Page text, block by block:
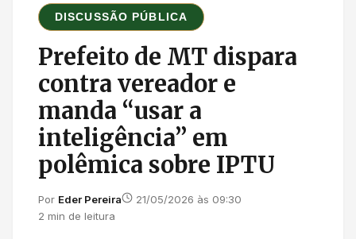
DISCUSSÃO PÚBLICA
Prefeito de MT dispara
contra vereador e
manda “usar a
inteligência” em
polêmica sobre IPTU
Por Eder Pereira
21/05/2026 às 09:30
2 min de leitura